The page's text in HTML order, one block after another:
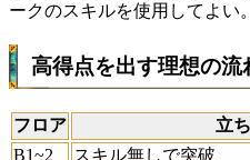
ークのスキルを使用してよい。
高得点を出す理想の流
フロア
立
B1~2
スキル無しで突破